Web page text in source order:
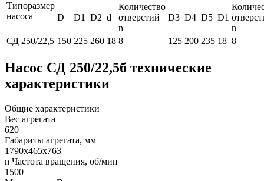
Типоразмер
насоса
D D1 D2 d
Количество
отверстий
n
D3 D4 D5 D1
n
СД 250/22,5 150 225 260 18 8 125 200 235 18 8
Насос СД 250/22,5б технические
характеристики
Общие характеристики
Вес агрегата
620
Габариты агрегата, мм
1790х465х763
n Частота вращения, об/мин
1500